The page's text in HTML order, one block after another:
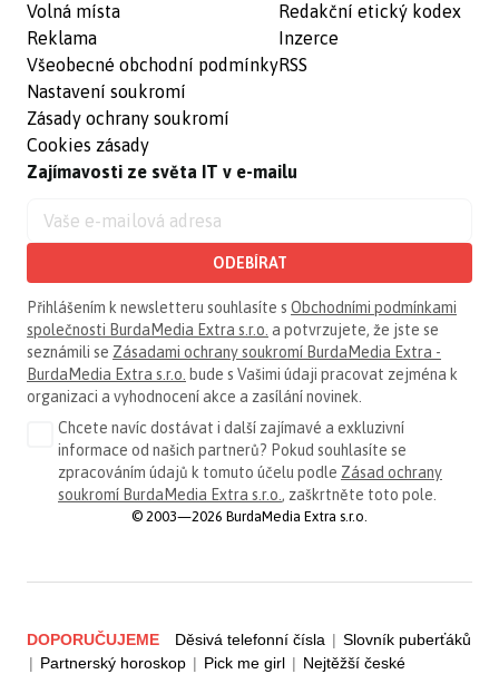
Volná místa
Reklama
Všeobecné obchodní podmínky
Nastavení soukromí
Zásady ochrany soukromí
Cookies zásady
Redakční etický kodex
Inzerce
RSS
Zajímavosti ze světa IT v e-mailu
ODEBÍRAT
Přihlášením k newsletteru souhlasíte s Obchodními podmínkami
společnosti BurdaMedia Extra s.r.o. a potvrzujete, že jste se
seznámili se Zásadami ochrany soukromí BurdaMedia Extra -
BurdaMedia Extra s.r.o. bude s Vašimi údaji pracovat zejména k
organizaci a vyhodnocení akce a zasílání novinek.
Chcete navíc dostávat i další zajímavé a exkluzivní
informace od našich partnerů? Pokud souhlasíte se
zpracováním údajů k tomuto účelu podle Zásad ochrany
soukromí BurdaMedia Extra s.r.o., zaškrtněte toto pole.
© 2003—2026 BurdaMedia Extra s.r.o.
DOPORUČUJEME Děsivá telefonní čísla | Slovník puberťáků
| Partnerský horoskop | Pick me girl | Nejtěžší české